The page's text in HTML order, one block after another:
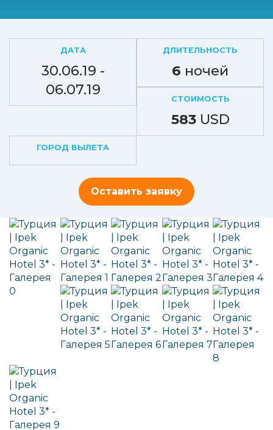
ДАТА
30.06.19 -
06.07.19
ДЛИТЕЛЬНОСТЬ
6 ночей
СТОИМОСТЬ
583USD
ГОРОД ВЫЛЕТА
Оставить заявку